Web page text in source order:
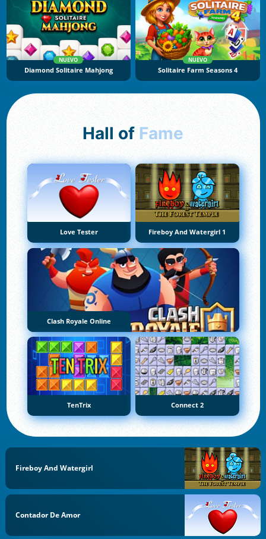
NUEVO
Diamond Solitaire Mahjong
NUEVO
Solitaire Farm Seasons 4
Hall of Fame
Love Tester Fireboy And Watergirl 1
Clash Royale Online
TenTrix Connect 2
Fireboy And Watergirl
Contador De Amor